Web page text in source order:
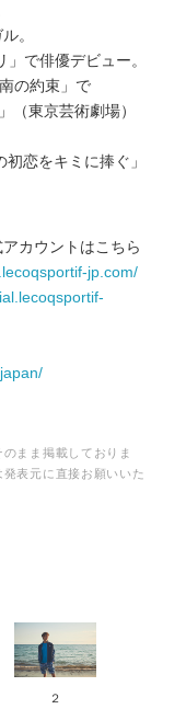
。
で俳優デビュー。
の約束」で
（東京芸術劇場）
恋をキミに捧ぐ」
カウントはこちら
jp.com/
まま掲載しておりま
表元に直接お願いいた
２